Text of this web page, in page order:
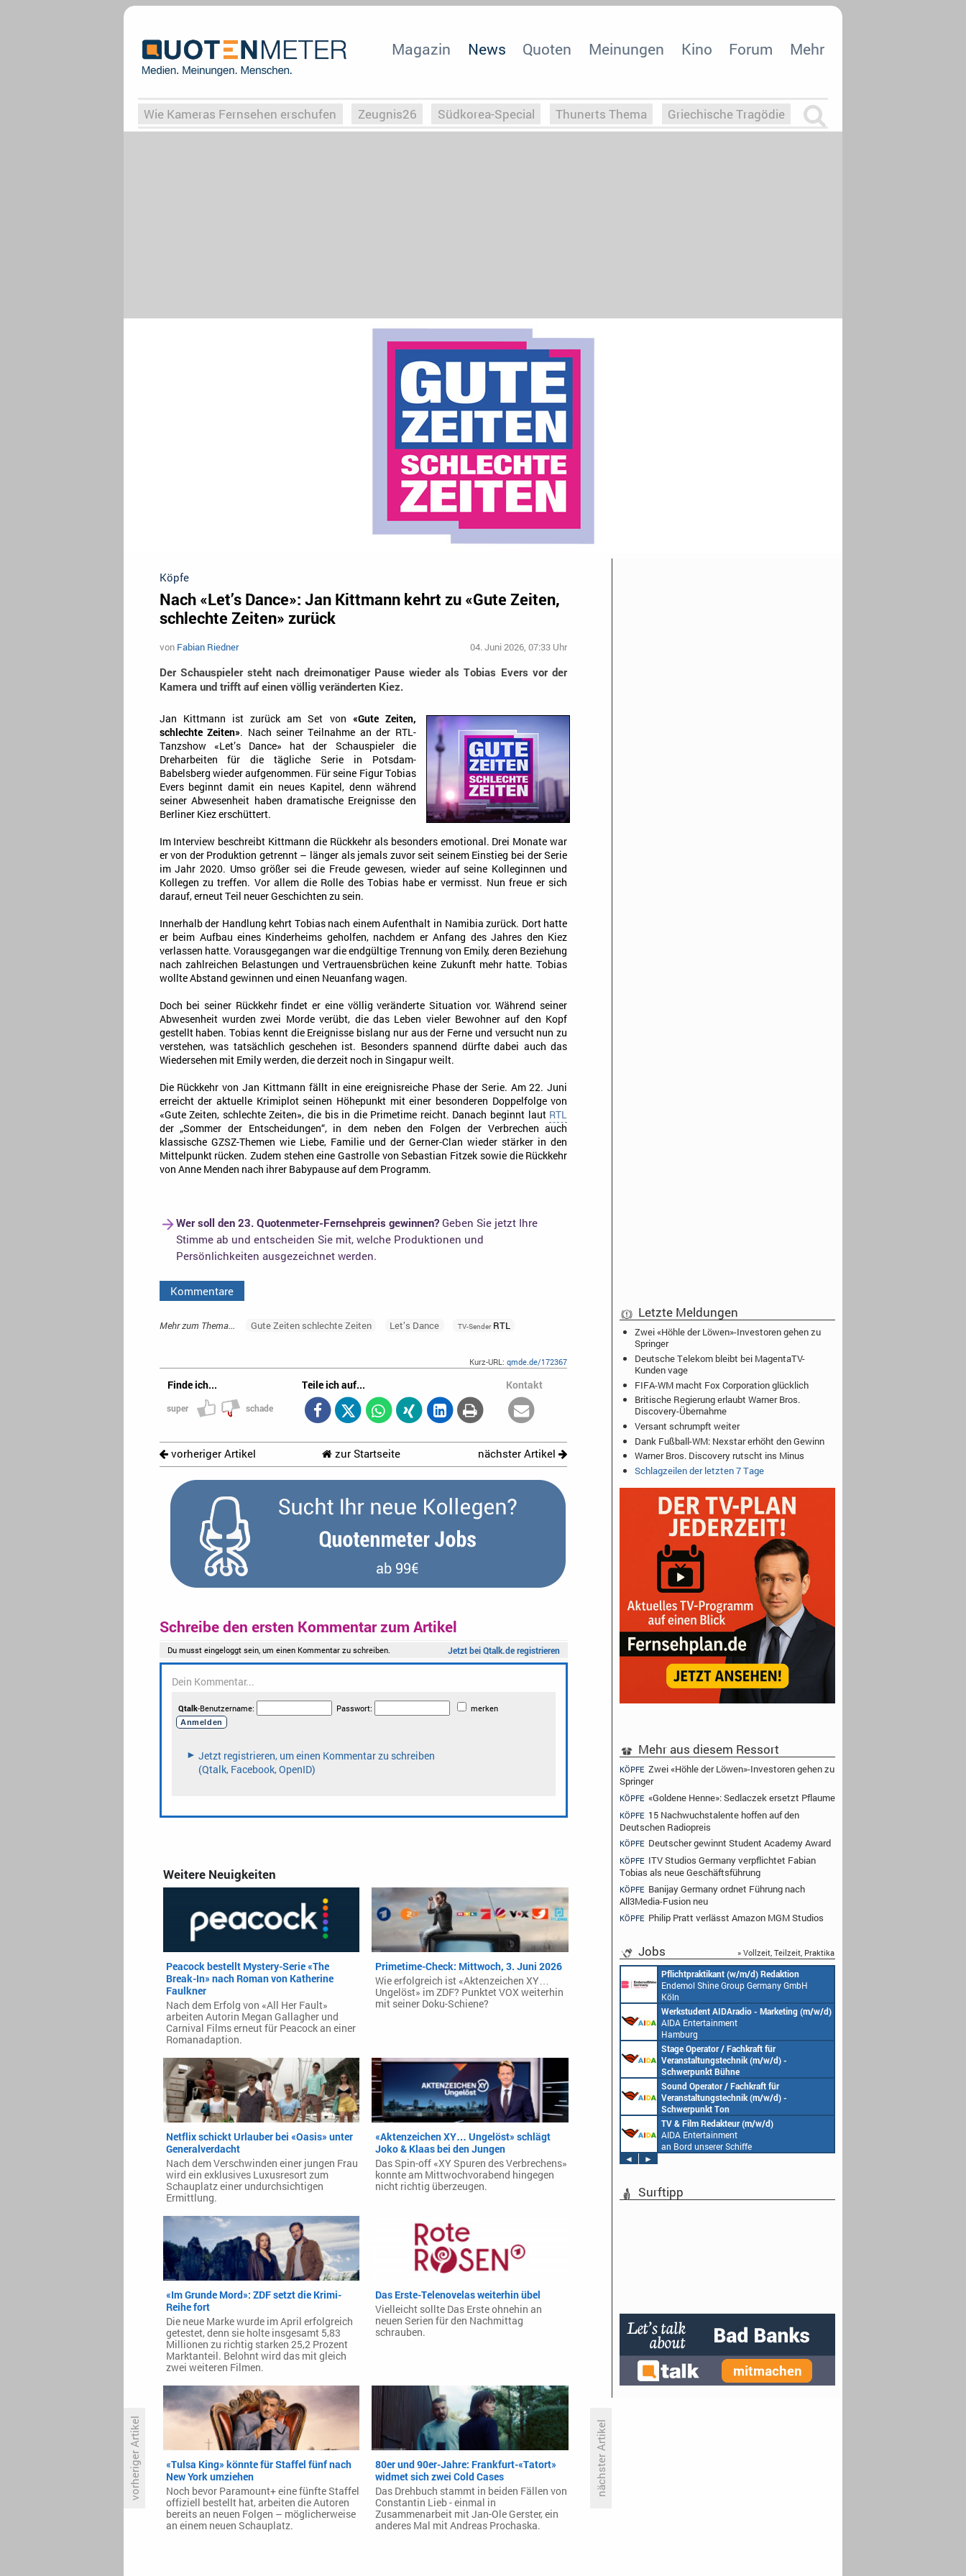
Magazin News Quoten Meinungen Kino Forum Mehr
Wie Kameras Fernsehen erschufen Zeugnis26 Südkorea-Special Thunerts Thema Griechische Tragödie
Köpfe
Nach «Let’s Dance»: Jan Kittmann kehrt zu «Gute Zeiten,
schlechte Zeiten» zurück
von Fabian Riedner 04. Juni 2026, 07:33 Uhr
Der Schauspieler steht nach dreimonatiger Pause wieder als Tobias Evers vor der
Kamera und trifft auf einen völlig veränderten Kiez.
Jan Kittmann ist zurück am Set von «Gute Zeiten,
schlechte Zeiten». Nach seiner Teilnahme an der RTL-
Tanzshow «Let’s Dance» hat der Schauspieler die
Dreharbeiten für die tägliche Serie in Potsdam-
Babelsberg wieder aufgenommen. Für seine Figur Tobias
Evers beginnt damit ein neues Kapitel, denn während
seiner Abwesenheit haben dramatische Ereignisse den
Berliner Kiez erschüttert.
Im Interview beschreibt Kittmann die Rückkehr als besonders emotional. Drei Monate war
er von der Produktion getrennt – länger als jemals zuvor seit seinem Einstieg bei der Serie
im Jahr 2020. Umso größer sei die Freude gewesen, wieder auf seine Kolleginnen und
Kollegen zu treffen. Vor allem die Rolle des Tobias habe er vermisst. Nun freue er sich
darauf, erneut Teil neuer Geschichten zu sein.
Innerhalb der Handlung kehrt Tobias nach einem Aufenthalt in Namibia zurück. Dort hatte
er beim Aufbau eines Kinderheims geholfen, nachdem er Anfang des Jahres den Kiez
verlassen hatte. Vorausgegangen war die endgültige Trennung von Emily, deren Beziehung
nach zahlreichen Belastungen und Vertrauensbrüchen keine Zukunft mehr hatte. Tobias
wollte Abstand gewinnen und einen Neuanfang wagen.
Doch bei seiner Rückkehr findet er eine völlig veränderte Situation vor. Während seiner
Abwesenheit wurden zwei Morde verübt, die das Leben vieler Bewohner auf den Kopf
gestellt haben. Tobias kennt die Ereignisse bislang nur aus der Ferne und versucht nun zu
verstehen, was tatsächlich geschehen ist. Besonders spannend dürfte dabei auch das
Wiedersehen mit Emily werden, die derzeit noch in Singapur weilt.
Die Rückkehr von Jan Kittmann fällt in eine ereignisreiche Phase der Serie. Am 22. Juni
erreicht der aktuelle Krimiplot seinen Höhepunkt mit einer besonderen Doppelfolge von
«Gute Zeiten, schlechte Zeiten», die bis in die Primetime reicht. Danach beginnt laut RTL
der „Sommer der Entscheidungen“, in dem neben den Folgen der Verbrechen auch
klassische GZSZ-Themen wie Liebe, Familie und der Gerner-Clan wieder stärker in den
Mittelpunkt rücken. Zudem stehen eine Gastrolle von Sebastian Fitzek sowie die Rückkehr
von Anne Menden nach ihrer Babypause auf dem Programm.
Wer soll den 23. Quotenmeter-Fernsehpreis gewinnen?Geben Sie jetzt Ihre
Stimme ab und entscheiden Sie mit, welche Produktionen und
Persönlichkeiten ausgezeichnet werden.
Kommentare
Mehr zum Thema... Gute Zeiten schlechte Zeiten Let’s Dance TV-SenderRTL
Kurz-URL:qmde.de/172367
Finde ich...
super schade
Teile ich auf... Kontakt
vorheriger Artikel zur Startseite nächster Artikel
vorheriger Artikel
Amazon stoppt neue «Stargate»-
Serie
nächster Artikel
0,57 Millionen – mehr oder
weniger für Joko & Klaas?
Schreibe den ersten Kommentar zum Artikel
Weitere Neuigkeiten
Peacock bestellt Mystery-Serie «The
Break-In» nach Roman von Katherine
Faulkner
Nach dem Erfolg von «All Her Fault»
arbeiten Autorin Megan Gallagher und
Carnival Films erneut für Peacock an einer
Romanadaption.
Primetime-Check: Mittwoch, 3. Juni 2026
Wie erfolgreich ist «Aktenzeichen XY…
Ungelöst» im ZDF? Punktet VOX weiterhin
mit seiner Doku-Schiene?
Netflix schickt Urlauber bei «Oasis» unter
Generalverdacht
Nach dem Verschwinden einer jungen Frau
wird ein exklusives Luxusresort zum
Schauplatz einer undurchsichtigen
Ermittlung.
«Aktenzeichen XY… Ungelöst» schlägt
Joko & Klaas bei den Jungen
Das Spin-off «XY Spuren des Verbrechens»
konnte am Mittwochvorabend hingegen
nicht richtig überzeugen.
«Im Grunde Mord»: ZDF setzt die Krimi-
Reihe fort
Die neue Marke wurde im April erfolgreich
getestet, denn sie holte insgesamt 5,83
Millionen zu richtig starken 25,2 Prozent
Marktanteil. Belohnt wird das mit gleich
zwei weiteren Filmen.
Das Erste-Telenovelas weiterhin übel
Vielleicht sollte Das Erste ohnehin an
neuen Serien für den Nachmittag
schrauben.
«Tulsa King» könnte für Staffel fünf nach
New York umziehen
Noch bevor Paramount+ eine fünfte Staffel
offiziell bestellt hat, arbeiten die Autoren
bereits an neuen Folgen – möglicherweise
an einem neuen Schauplatz.
80er und 90er-Jahre: Frankfurt-«Tatort»
widmet sich zwei Cold Cases
Das Drehbuch stammt in beiden Fällen von
Constantin Lieb - einmal in
Zusammenarbeit mit Jan-Ole Gerster, ein
anderes Mal mit Andreas Prochaska.
Letzte Meldungen
Zwei «Höhle der Löwen»-Investoren gehen zu
Springer
Deutsche Telekom bleibt bei MagentaTV-
Kunden vage
FIFA-WM macht Fox Corporation glücklich
Britische Regierung erlaubt Warner Bros.
Discovery-Übernahme
Versant schrumpft weiter
Dank Fußball-WM: Nexstar erhöht den Gewinn
Warner Bros. Discovery rutscht ins Minus
Schlagzeilen der letzten 7 Tage
Mehr aus diesem Ressort
KÖPFE Zwei «Höhle der Löwen»-Investoren gehen zu
Springer
KÖPFE «Goldene Henne»: Sedlaczek ersetzt Pflaume
KÖPFE 15 Nachwuchstalente hoffen auf den
Deutschen Radiopreis
KÖPFE Deutscher gewinnt Student Academy Award
KÖPFE ITV Studios Germany verpflichtet Fabian
Tobias als neue Geschäftsführung
KÖPFE Banijay Germany ordnet Führung nach
All3Media-Fusion neu
KÖPFE Philip Pratt verlässt Amazon MGM Studios
Jobs » Vollzeit, Teilzeit, Praktika
Pflichtpraktikant (w/m/d) Redaktion
Endemol Shine Group Germany GmbH
Köln
Werkstudent AIDAradio - Marketing (m/w/d)
Veranstaltungstechnik (m/w/d) -
Schwerpunkt Bühne
AIDA Entertainment
an Bord unserer Schiffe
Sound Operator / Fachkraft für
Veranstaltungstechnik (m/w/d) -
Schwerpunkt Ton
AIDA Entertainment
an Bord unserer Schiffe
TV & Film Redakteur (m/w/d)
AIDA Entertainment
an Bord unserer Schiffe
Redakteur (w/m/d) oder Jungredakteur
(w/m/d)
Köln
Senior Video Producer/ 1st TV Operator
(m/w/d)
AIDA Entertainment
an Bord unserer Schiffe
Studentische Aushilfe (w/m/d) – YouTube
Endemol Shine Group Germany GmbH
Köln
Redaktionsleitung (w/m/d)
Endemol Shine Group Germany GmbH
Köln
Producer (w/m/d)
Endemol Shine Group Germany GmbH
Köln
◄
►
Surftipp